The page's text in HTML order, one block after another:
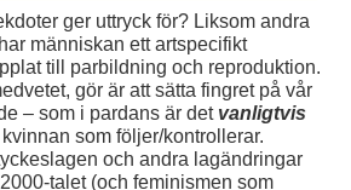
ger uttryck för? Liksom andra
människan ett artspecifikt
till parbildning och reproduktion.
gör är att sätta fingret på vår
– som i pardans är det vanligtvis
som följer/kontrollerar.
och andra lagändringar
talet (och feminismen som